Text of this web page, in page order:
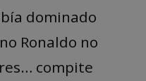
dominado
Ronaldo no
compite